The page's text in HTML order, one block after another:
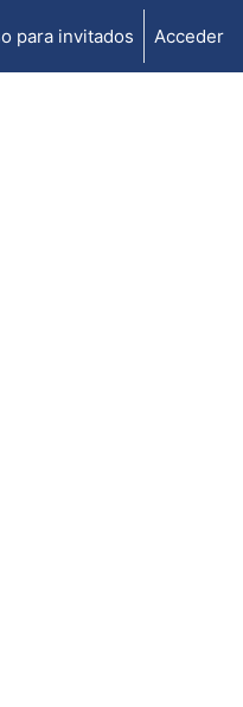
para invitados Acceder